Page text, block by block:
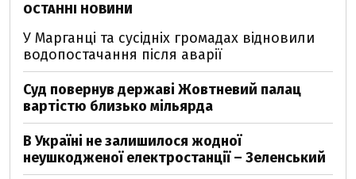
ОСТАННІ НОВИНИ
У Марганці та сусідніх громадах відновили
водопостачання після аварії
Суд повернув державі Жовтневий палац
вартістю близько мільярда
В Україні не залишилося жодної
неушкодженої електростанції – Зеленський